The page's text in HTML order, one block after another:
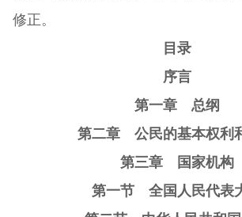
修正。
目录
序言
第一章 总纲
第二章 公民的基本权利
第三章 国家机构
第一节 全国人民代表